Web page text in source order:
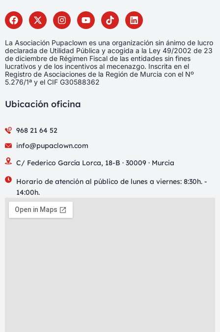
La Asociación Pupaclown es una organización sin ánimo de lucro
declarada de Utilidad Pública y acogida a la Ley 49/2002 de 23
de diciembre de Régimen Fiscal de las entidades sin fines
lucrativos y de los incentivos al mecenazgo. Inscrita en el
Registro de Asociaciones de la Región de Murcia con el Nº
5.276/1ª y el CIF G30588362
Ubicación oficina
968 21 64 52
info@pupaclown.com
C/ Federico García Lorca, 18-B · 30009 · Murcia
Horario de atención al público de lunes a viernes: 8:30h. -
14:00h.